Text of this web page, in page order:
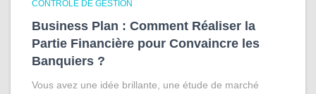
CONTRÔLE DE GESTION
Business Plan : Comment Réaliser la
Partie Financière pour Convaincre les
Banquiers ?
Vous avez une idée brillante, une étude de marché